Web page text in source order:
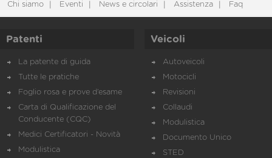
Chi siamo Eventi News e circolari Assistenza Faq
Patenti
La patente di guida
Tutte le pratiche
Foglio rosa e prove d’esame
Carta di Qualificazione del
Conducente (CQC)
Medici Certificatori - Novità
Modulistica
Veicoli
Autoveicoli
Motocicli
Revisioni
Collaudi
Modulistica
Documento Unico
STED